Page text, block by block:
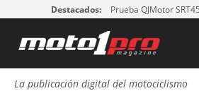
Destacados: Prueba QJMotor
La publicación digital del motociclismo